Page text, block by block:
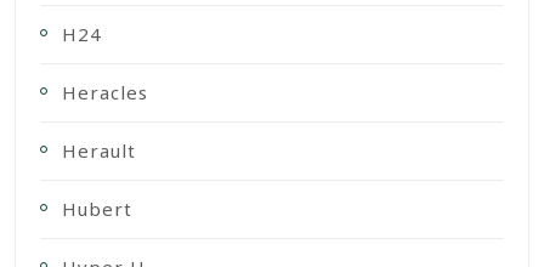
H24
Heracles
Herault
Hubert